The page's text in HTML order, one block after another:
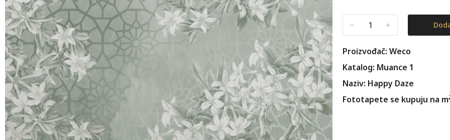
﹣ ﹢
Proizvođač: Weco
Katalog: Muance 1
Naziv: Happy Daze
Fototapete se kupuju na m